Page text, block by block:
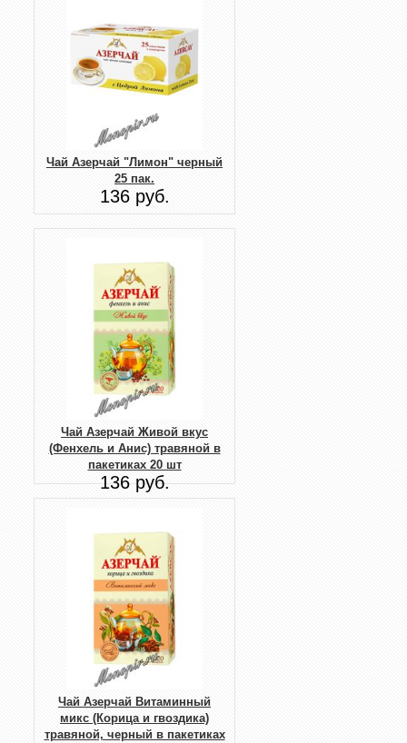
Чай Азерчай "Лимон" черный
25 пак.
136 руб.
Чай Азерчай Живой вкус
(Фенхель и Анис) травяной в
пакетиках 20 шт
136 руб.
Чай Азерчай Витаминный
микс (Корица и гвоздика)
травяной, черный в пакетиках